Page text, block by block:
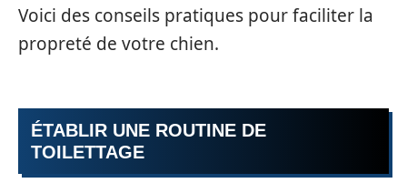
Voici des conseils pratiques pour faciliter la
propreté de votre chien.
ÉTABLIR UNE ROUTINE DE
TOILETTAGE